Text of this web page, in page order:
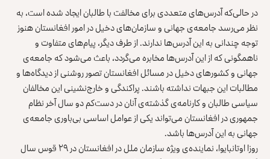
در حالی‌که آدرس‌های متعددی برای مخالفت با طالبان ایجاد شده است، به
نظر می‌رسد جامعه‌ی جهانی و سازمان‌های دخیل در امور افغانستان هنوز
توجه چندانی به این آدرس‌ها ندارند. از طرف دیگر، پیام‌های متفاوت و
ناهمگونی که از این آدرس‌ها مخابره می‌گردد، باعث می‌شود که جامعه‌ی
جهانی و کشورهای دخیل در مسائل افغانستان تصور روشنی از دیدگاه‌ها و
مطالبات این جبهات نداشته باشند. پراکندگی و خارج‌نشینی این مخالفان
سیاسی طالبان و کارنامه‌ی گذشته‌ی آنان در دست‌کم دو سال آخر نظام
جمهوری در افغانستان می‌تواند یکی از عوامل اساسی بی‌باوری جامعه‌ی
جهانی به این آدرس‌ها باشد.
روزا اوتانبایوا، نماینده‌ی ویژه سازمان ملل در افغانستان در ۲۹ قوس سال